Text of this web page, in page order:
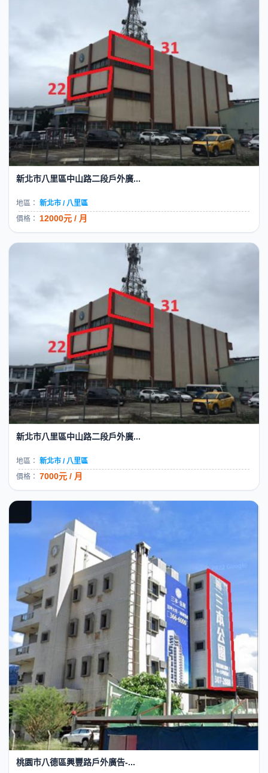
新北市八里區中山路二段戶外廣...
地區： 新北市 / 八里區
價格： 12000元 / 月
新北市八里區中山路二段戶外廣...
地區： 新北市 / 八里區
價格： 7000元 / 月
桃園市八德區興豐路戶外廣告-...